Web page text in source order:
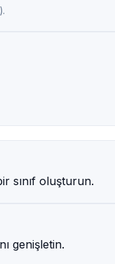
sınıf oluşturun.
genişletin.